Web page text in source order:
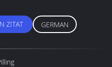
ZITAT GERMAN